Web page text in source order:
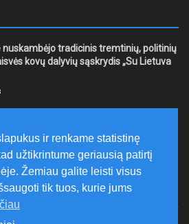
nuskambėjo tradicinis tremtinių, politinių
kovų dalyvių sąskrydis „Su Lietuva
eismo taisyklių, tausoti aplinką
ir renkame statistinę
užtikrintume geriausią patirtį
Žemiau galite leisti visus
tik tuos, kurie jums